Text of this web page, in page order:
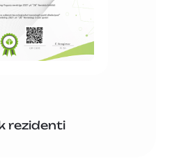
rezidenti